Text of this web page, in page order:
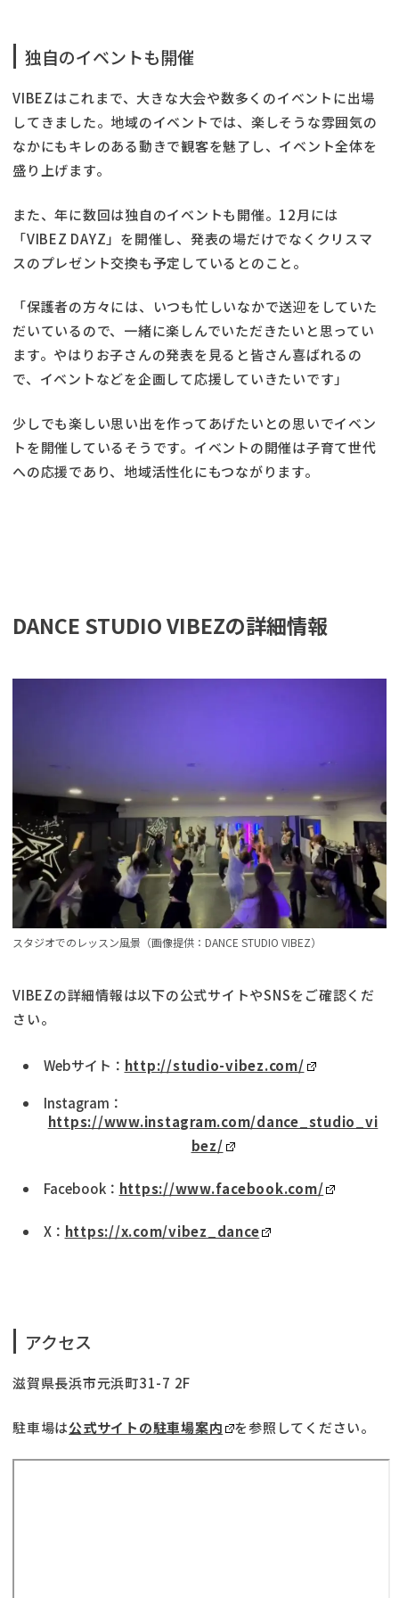
独自のイベントも開催
VIBEZはこれまで、大きな大会や数多くのイベントに出場
してきました。地域のイベントでは、楽しそうな雰囲気の
なかにもキレのある動きで観客を魅了し、イベント全体を
盛り上げます。
また、年に数回は独自のイベントも開催。12月には
「VIBEZ DAYZ」を開催し、発表の場だけでなくクリスマ
スのプレゼント交換も予定しているとのこと。
「保護者の方々には、いつも忙しいなかで送迎をしていた
だいているので、一緒に楽しんでいただきたいと思ってい
ます。やはりお子さんの発表を見ると皆さん喜ばれるの
で、イベントなどを企画して応援していきたいです」
少しでも楽しい思い出を作ってあげたいとの思いでイベン
トを開催しているそうです。イベントの開催は子育て世代
への応援であり、地域活性化にもつながります。
DANCE STUDIO VIBEZの詳細情報
スタジオでのレッスン風景（画像提供：DANCE STUDIO VIBEZ）
VIBEZの詳細情報は以下の公式サイトやSNSをご確認くだ
さい。
Webサイト： http://studio-vibez.com/
Instagram：
https://www.instagram.com/dance_studio_vi
bez/
Facebook： https://www.facebook.com/
X： https://x.com/vibez_dance
アクセス
滋賀県長浜市元浜町31-7 2F
駐車場は公式サイトの駐車場案内 を参照してください。